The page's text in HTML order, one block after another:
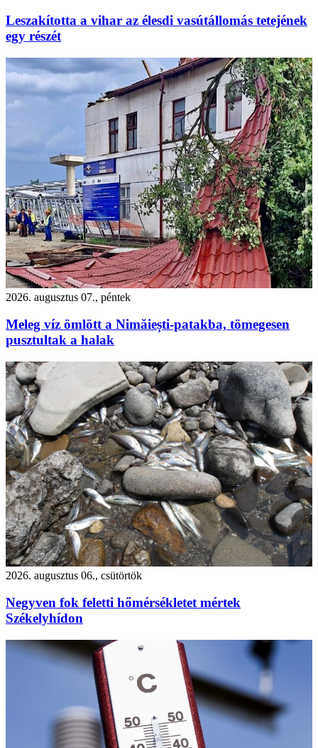
Leszakította a vihar az élesdi vasútállomás tetejének
egy részét
2026. augusztus 07., péntek
Meleg víz ömlött a Nimăiești-patakba, tömegesen
pusztultak a halak
2026. augusztus 06., csütörtök
Negyven fok feletti hőmérsékletet mértek
Székelyhídon